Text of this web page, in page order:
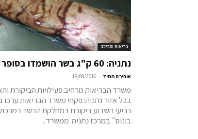
בריאות וסביבה
נתניה: 60 ק"ג בשר הושמדו בסופר מקומי
אופירה חסיד -
18/08/2016
משרד הבריאות מרחיב פעילויות הביקורת
בכל אזור נתניה: פקחי משרד הבריאות ערכו
רביעי השבוע ביקורת במחלקת הבשר
בונוס" במרכז נתניה. ממשרד...